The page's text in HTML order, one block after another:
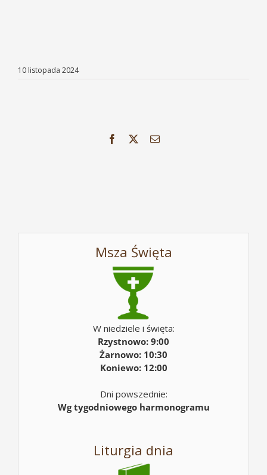
10 listopada 2024
Facebook Email
Msza Święta
W niedziele i święta:
Rzystnowo: 9:00
Żarnowo: 10:30
Koniewo: 12:00
Dni powszednie:
Wg tygodniowego harmonogramu
Liturgia dnia